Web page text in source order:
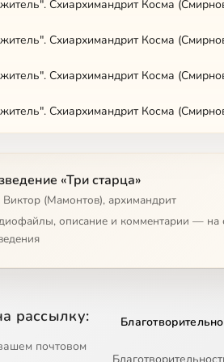
Схиархимандрит Косма
Схиархимандрит Косма
Схиархимандрит Косма
Схиархимандрит Косма
Архимандрит Таврион (Батозский).
Архимандрит Серафим
«Три старца»
Виктор (Мамонтов), архимандрит
описание и комментарии — на
рассылку:
почтовом